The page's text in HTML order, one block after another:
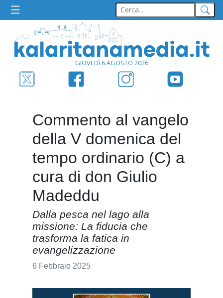
GIOVEDì 6 AGOSTO 2026
Commento al vangelo
della V domenica del
tempo ordinario (C) a
cura di don Giulio
Madeddu
Dalla pesca nel lago alla
missione: La fiducia che
trasforma la fatica in
evangelizzazione
6 Febbraio 2025